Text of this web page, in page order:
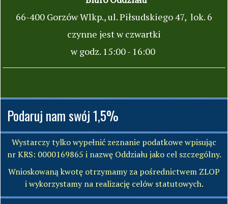
66-400 Gorzów Wlkp., ul. Piłsudskiego 47, lok. 6
czynne jest w czwartki
w godz. 15:00 - 16:00
Podaruj nam swój 1,5%
Wystarczy tylko wypełnić zeznanie podatkowe wpisując
nr KRS: 0000169865 i nazwę Oddziału jako cel szczególny.
Wnioskowaną kwotę otrzymamy za pośrednictwem ZLOP
i wykorzystamy na realizację celów statutowych.